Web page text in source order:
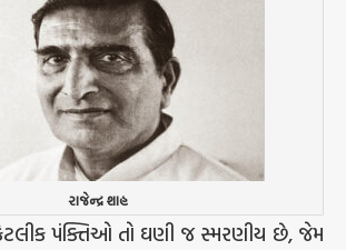
રાજેન્દ્ર શાહ
પંક્તિઓ તો ઘણી જ સ્મરણીય છે, જેમ